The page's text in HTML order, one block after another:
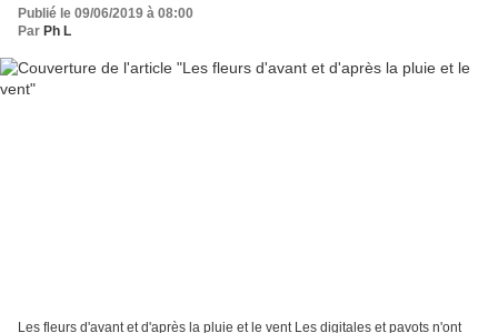
Publié le 09/06/2019 à 08:00
Par Ph L
Les fleurs d'avant et d'après la pluie et le vent Les digitales et pavots n'ont